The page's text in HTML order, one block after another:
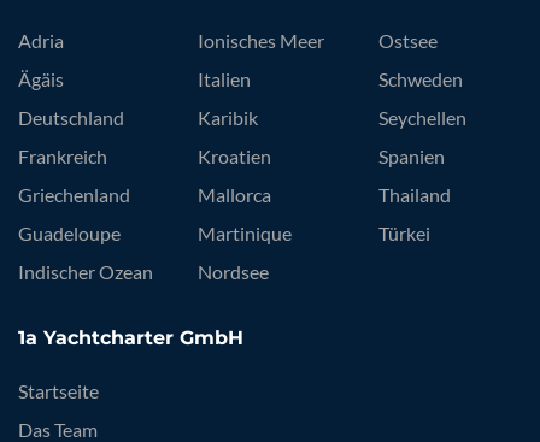
Adria
Ägäis
Deutschland
Frankreich
Griechenland
Guadeloupe
Indischer Ozean
Ionisches Meer
Italien
Karibik
Kroatien
Mallorca
Martinique
Nordsee
Ostsee
Schweden
Seychellen
Spanien
Thailand
Türkei
1a Yachtcharter GmbH
Startseite
Das Team